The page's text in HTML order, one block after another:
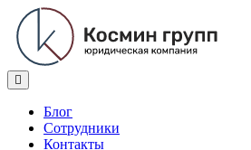
Блог
Сотрудники
Контакты